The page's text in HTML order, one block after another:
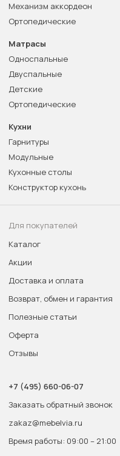
Механизм аккордеон
Ортопедические
Матрасы
Односпальные
Двуспальные
Детские
Ортопедические
Кухни
Гарнитуры
Модульные
Кухонные столы
Конструктор кухонь
Для покупателей
Каталог
Акции
Доставка и оплата
Возврат, обмен и гарантия
Полезные статьи
Оферта
Отзывы
+7 (495) 660-06-07
Заказать обратный звонок
zakaz@mebelvia.ru
Время работы: 09:00 – 21:00